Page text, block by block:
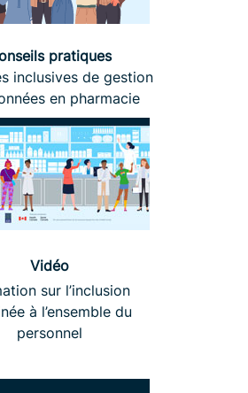
pratiques
inclusives de gestion
en pharmacie
Vidéo
sur l’inclusion
à l’ensemble du
personnel